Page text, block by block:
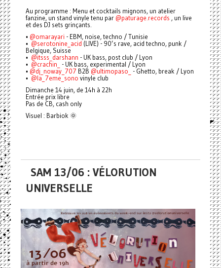
Au programme : Menu et cocktails mignons, un atelier
fanzine, un stand vinyle tenu par @paturage.records , un live
et des DJ sets grinçants.
•⁠ @omarayari - EBM, noise, techno / Tunisie
•⁠ ⁠⁠ @serotonine_acid (LIVE) - 90’s rave, acid techno, punk /
Belgique, Suisse
•⁠ ⁠⁠⁠ @itsss_darshann - UK bass, post club / Lyon
•⁠ ⁠⁠ @crachin_
- UK bass, experimental / Lyon
•⁠ @dj_noway_707 B2B @ultimopaso_
- Ghetto, break / Lyon
•⁠ ⁠ @la_7eme_sono vinyle club
Dimanche 14 juin, de 14h à 22h
Entrée prix libre
Pas de CB, cash only
Visuel : Barbiok 🌞
SAM 13/06 : VÉLORUTION
UNIVERSELLE